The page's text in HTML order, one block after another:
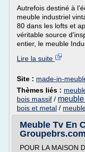
Autrefois destiné à
meuble industriel
80 dans les lofts et
véritable source
entier, le meuble
Lire la suite
Site : made-in-
Thèmes liés :
bois massif /
bois et metal /
Meuble Tv En
Groupebrs.com
POUR LA MAISON